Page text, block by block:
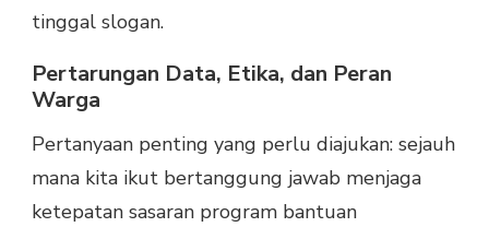
tinggal slogan.
Pertarungan Data, Etika, dan Peran
Warga
Pertanyaan penting yang perlu diajukan: sejauh
mana kita ikut bertanggung jawab menjaga
ketepatan sasaran program bantuan